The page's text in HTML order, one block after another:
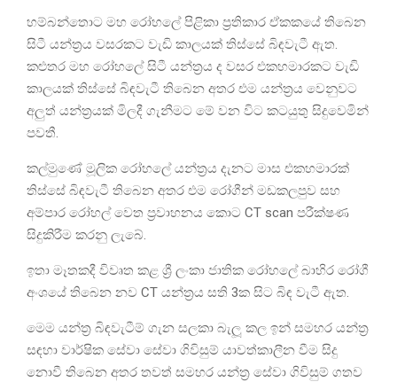
හම්බන්තොට මහ රෝහලේ පිළිකා ප්‍රතිකාර ඒකකයේ තිබෙන
සිටී යන්ත්‍රය වසරකට වැඩි කාලයක් තිස්සේ බිඳවැටී ඇත.
කළුතර මහ රෝහලේ සිටී යන්ත්‍රය ද වසර එකහමාරකට වැඩි
කාලයක් තිස්සේ බිඳවැටී තිබෙන අතර එම යන්ත්‍රය වෙනුවට
අලුත් යන්ත්‍රයක් මිලදී ගැනීමට මේ වන විට කටයුතු සිදුවෙමින්
පවතී.
කල්මුණේ මූලික රෝහලේ යන්ත්‍රය දැනට මාස එකහමාරක්
තිස්සේ බිඳවැටී තිබෙන අතර එම රෝගීන් මඩකලපුව සහ
අම්පාර රෝහල් වෙත ප්‍රවාහනය කොට CT scan පරීක්ෂණ
සිදුකිරීම කරනු ලැබේ.
ඉතා මෑතකදී විවෘත කළ ශ්‍රී ලංකා ජාතික රෝහලේ බාහිර රෝගී
අංශයේ තිබෙන නව CT යන්ත්‍රය සති 3ක සිට බිඳ වැටී ඇත.
මෙම යන්ත්‍ර බිඳවැටීම් ගැන සලකා බැලූ කල ඉන් සමහර යන්ත්‍ර
සඳහා වාර්ෂික සේවා සේවා ගිවිසුම් යාවත්කාලීන වීම සිදු
නොවී තිබෙන අතර තවත් සමහර යන්ත්‍ර සේවා ගිවිසුම් ගතව